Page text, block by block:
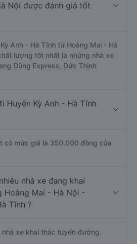
Nội được đánh giá tốt
Anh - Hà Tĩnh từ Hoàng Mai - Hà
lượng tốt nhất là những nhà xe
Dũng Express, Đức Thịnh
Huyện Kỳ Anh - Hà Tĩnh
có mức giá là 350.000 đồng của
nhà xe đang khai
Hoàng Mai - Hà Nội -
Tĩnh ?
nhà xe khai thác tuyến đường.